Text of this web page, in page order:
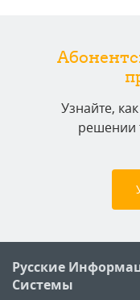
Узнайте,
решении
Русские
Системы